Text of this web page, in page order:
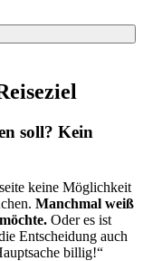
soll? Kein
keine Möglichkeit
Manchmal weiß
Oder es ist
Entscheidung auch
billig!“